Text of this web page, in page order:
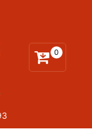
0